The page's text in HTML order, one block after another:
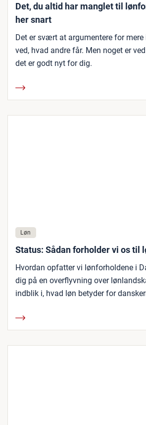
Det, du altid har manglet til
her snart
Det er svært at argumentere for mere
ved, hvad andre får. Men noget er
det er godt nyt for dig.
Løn
Status: Sådan forholder vi os til
Hvordan opfatter vi lønforholdene i
dig på en overflyvning over
indblik i, hvad løn betyder for